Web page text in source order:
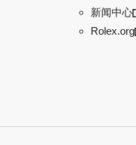
新闻中心
Rolex.org